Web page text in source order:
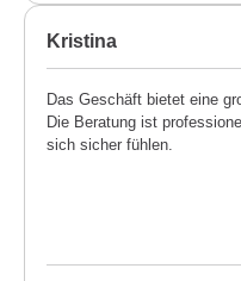
Kristina
Das Geschäft bietet eine
Die Beratung ist
sich sicher fühlen.